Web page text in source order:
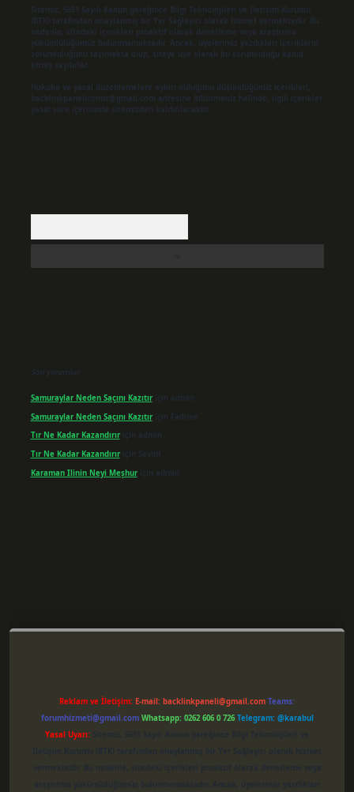
Sitemiz, 5651 Sayılı Kanun gereğince Bilgi Teknolojileri ve İletişim Kurumu
(BTK) tarafından onaylanmış bir Yer Sağlayıcı olarak hizmet vermektedir. Bu
nedenle, sitedeki içerikleri proaktif olarak denetleme veya araştırma
yükümlülüğümüz bulunmamaktadır. Ancak, üyelerimiz yazdıkları içeriklerin
sorumluluğunu taşımakta olup, siteye üye olarak bu sorumluluğu kabul
etmiş sayılırlar.
Hukuka ve yasal düzenlemelere aykırı olduğunu düşündüğünüz içerikleri,
backlinkpanelicomtr@gmail.com
adresine bildirmeniz halinde, ilgili içerikler
yasal süre içerisinde sitemizden kaldırılacaktır.
Son yorumlar
Samuraylar Neden Saçını Kazıtıriçin admin
Samuraylar Neden Saçını Kazıtıriçin Fadime
Tır Ne Kadar Kazandırıriçin admin
Tır Ne Kadar Kazandırıriçin Sevim
Karaman Ilinin Neyi Meşhuriçin admin
Reklam ve İletişim: E-mail: backlinkpaneli@gmail.com Teams:
forumhizmeti@gmail.com Whatsapp: 0262 606 0 726 Telegram: @karabul
Yasal Uyarı: